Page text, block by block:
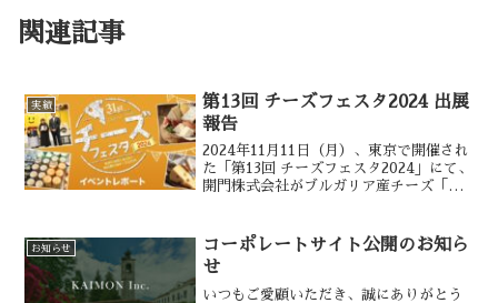
関連記事
実績
第13回 チーズフェスタ2024 出展
報告
2024年11月11日（月）、東京で開催され
た「第13回 チーズフェスタ2024」にて、
開門株式会社がブルガリア産チーズ「シ
月11日に、チーズ普及協議会と日本輸入
チー...
お知らせ
コーポレートサイト公開のお知ら
せ
いつもご愛顧いただき、誠にありがとう